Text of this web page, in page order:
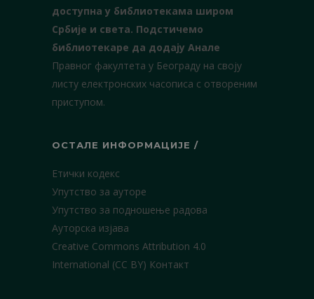
доступна у библиотекама широм
Србије и света. Подстичемо
библиотекаре да додају Анале
Правног факултета у Београду на своју
листу електронских часописа с отвореним
приступом.
ОСТАЛЕ ИНФОРМАЦИЈЕ /
Етички кодекс
Упутство за ауторе
Упутство за подношење радова
Ауторска изјава
Creative Commons Attribution 4.0
International (CC BY) Контакт